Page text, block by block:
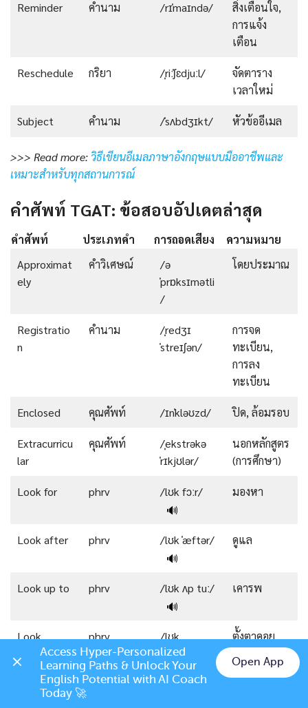
Reminder คำนาม /rɪˈmaɪndə/
สิ่งเตือนใจ,
การแจ้ง
เตือน
Reschedule กริยา /ˌriːˈʃɛdjuːl/
จัดตาราง
เวลาใหม่
Subject คำนาม /ˈsʌbdʒɪkt/ หัวข้ออีเมล
>>> Read more: วิธีเขียนอีเมลภาษาอังกฤษแบบมืออาชีพและ
เหมาะสำหรับทุกสถานการณ์
คำศัพท์ TGAT: ข้อสอบอัปเดตล่าสุด
คำศัพท์ ประเภทคำ การถอดเสียง
ความหมาย
Approximat
ely
คำวิเศษณ์
/ə
ˈprɒksɪmətli
/
โดยประมาณ
Registratio
n
คำนาม
/ˌredʒɪ
ˈstreɪʃən/
การจด
ทะเบียน,
การลง
ทะเบียน
Enclosed คุณศัพท์ /ɪnˈkləʊzd/ ปิด, ล้อมรอบ
Extracurricu
lar
คุณศัพท์
/ˌekstrəkə
ˈrɪkjʊlər/
นอกหลักสูตร
(การศึกษา)
Look for phrv
/lʊk fɔːr/
🔊
มองหา
Look after phrv
/lʊk ˈæftər/
🔊
ดูแล
Look up to phrv
/lʊk ʌp tuː/
🔊
เคารพ
Look
forward to
phrv
/lʊk
ˈfɔːrwərd
tuː/ 🔊
ตั้งตาคอย
Diabetes
Chat on LINE
Access Hyper-Personalized
Learning Paths & Unlock Your
English Potential with AI Coach
Today 🚀
Open App